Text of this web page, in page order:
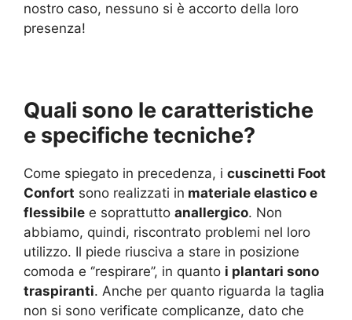
nostro caso, nessuno si è accorto della loro
presenza!
Quali sono le caratteristiche
e specifiche tecniche?
Come spiegato in precedenza, i cuscinetti Foot
Confort sono realizzati in materiale elastico e
flessibile e soprattutto anallergico. Non
abbiamo, quindi, riscontrato problemi nel loro
utilizzo. Il piede riusciva a stare in posizione
comoda e ‘’respirare’’, in quanto i plantari sono
traspiranti. Anche per quanto riguarda la taglia
non si sono verificate complicanze, dato che